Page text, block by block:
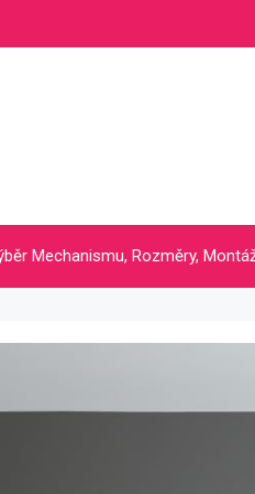
Mechanismu, Rozměry,